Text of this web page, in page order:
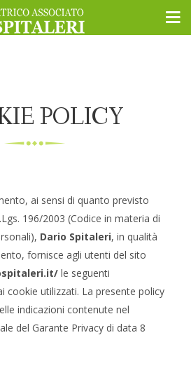
POLICY
ai sensi di quanto previsto
196/2003 (Codice in materia di
Dario Spitaleri, in qualità
fornisce agli utenti del sito
le seguenti
cookie utilizzati. La presente policy
indicazioni contenute nel
del Garante Privacy di data 8